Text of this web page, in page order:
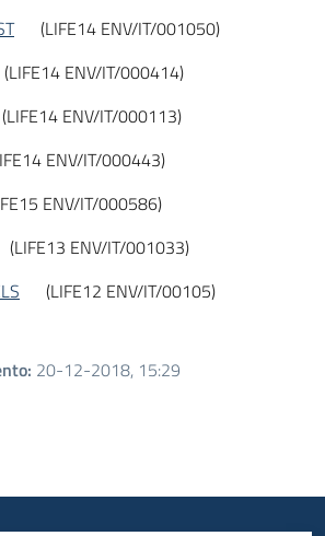
(LIFE14 ENV/IT/001050)
(LIFE14 ENV/IT/000414)
(LIFE14 ENV/IT/000113)
ENV/IT/000443)
ENV/IT/000586)
(LIFE13 ENV/IT/001033)
(LIFE12 ENV/IT/00105)
: 20-12-2018, 15:29